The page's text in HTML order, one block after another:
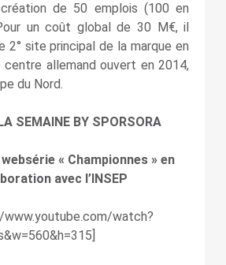
de 50 emplois (100 en
un coût global de 30 M€, il
2° site principal de la marque en
centre allemand ouvert en 2014,
du Nord.
SEMAINE BY SPORSORA
« Championnes » en
avec l’INSEP
watch?